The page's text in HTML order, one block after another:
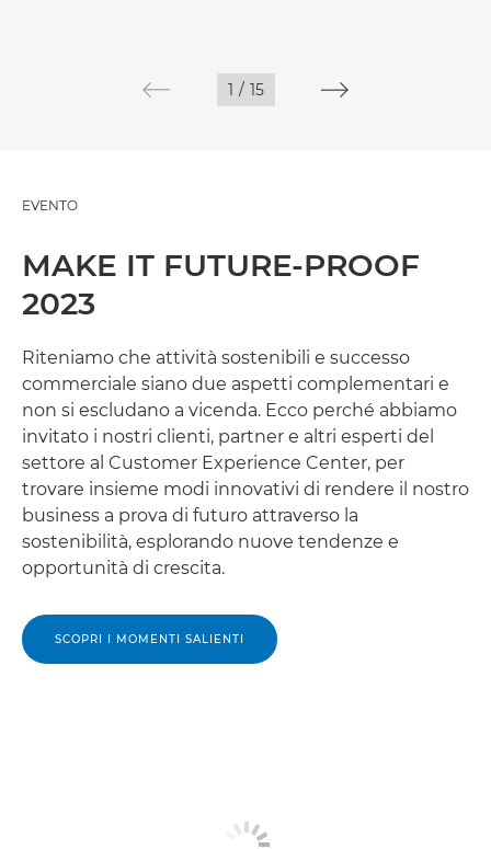
1 / 15
EVENTO
MAKE IT FUTURE-PROOF
2023
Riteniamo che attività sostenibili e successo
commerciale siano due aspetti complementari e
non si escludano a vicenda. Ecco perché abbiamo
invitato i nostri clienti, partner e altri esperti del
settore al Customer Experience Center, per
trovare insieme modi innovativi di rendere il nostro
business a prova di futuro attraverso la
sostenibilità, esplorando nuove tendenze e
opportunità di crescita.
SCOPRI I MOMENTI SALIENTI